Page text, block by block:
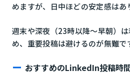
めますが、日中ほどの安定感はあ
週末や深夜（23時以降〜早朝）
め、重要投稿は避けるのが無難で
おすすめのLinkedIn投稿時